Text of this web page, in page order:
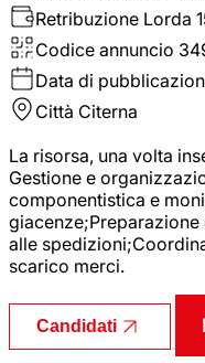
Retribuzione Lorda
Codice annuncio
Data di
Città Citerna
La risorsa, una volta
Gestione e
componentistica e
alle
scarico merci.
Candidati